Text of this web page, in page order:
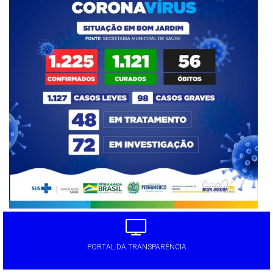
PORTAL DA TRANSPARÊNCIA